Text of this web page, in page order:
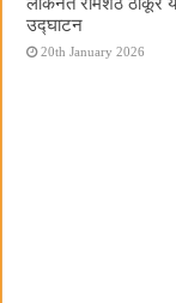
उद्घाटन
20th January 2026